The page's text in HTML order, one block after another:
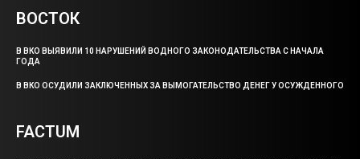
ВОСТОК
В ВКО ВЫЯВИЛИ 10 НАРУШЕНИЙ ВОДНОГО ЗАКОНОДАТЕЛЬСТВА С НАЧАЛА
ГОДА
В ВКО ОСУДИЛИ ЗАКЛЮЧЕННЫХ ЗА ВЫМОГАТЕЛЬСТВО ДЕНЕГ У ОСУЖДЕННОГО
FACTUM